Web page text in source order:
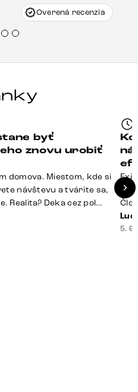
záležitosti pristúpili
produkty Delife
Overená recenzia
byť
znovu urobiť
domova. Miestom, kde si
návštevu a tvárite sa,
Realita? Deka cez pol
konferenčný stolík
od účteniek po balzam
si
5.